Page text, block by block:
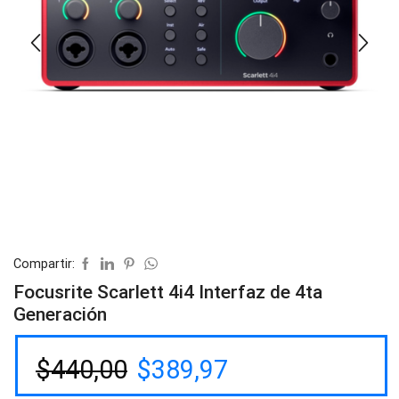
Compartir:
Focusrite Scarlett 4i4 Interfaz de 4ta
Generación
$440,00 $389,97